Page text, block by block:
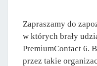
Zapraszamy do
w których brały
PremiumContact 6.
przez takie